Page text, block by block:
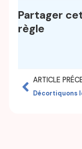
Partager
règle
ARTICLE